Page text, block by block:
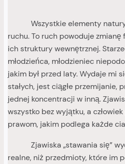
Wszystkie elementy natury
ruchu. To ruch powoduje zmianę
ich struktury wewnętrznej.
młodzieńca, młodzieniec
jakim był przed laty. Wydaje mi
stałych, jest ciągłe przemijanie,
jednej koncentracji w inną.
wszystko bez wyjątku, a
prawom, jakim podlega każde
Zjawiska „stawania się”
realne, niż przedmioty, które im